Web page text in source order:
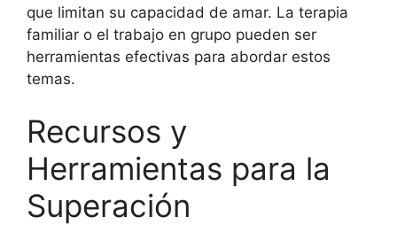
que limitan su capacidad de amar. La terapia
familiar o el trabajo en grupo pueden ser
herramientas efectivas para abordar estos
temas.
Recursos y
Herramientas para la
Superación